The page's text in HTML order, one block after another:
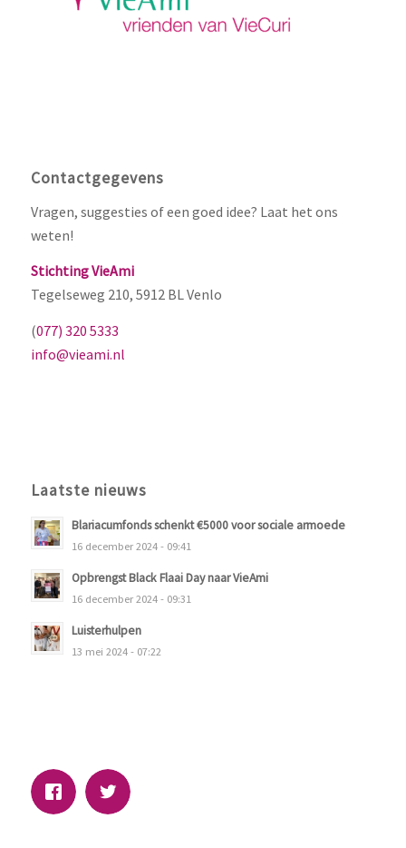
Contactgegevens
Vragen, suggesties of een goed idee? Laat het ons
weten!
Stichting VieAmi
Tegelseweg 210, 5912 BL Venlo
(077) 320 5333
info@vieami.nl
Laatste nieuws
Blariacumfonds schenkt €5000 voor sociale armoede
16 december 2024 - 09:41
Opbrengst Black Flaai Day naar VieAmi
16 december 2024 - 09:31
Luisterhulpen
13 mei 2024 - 07:22